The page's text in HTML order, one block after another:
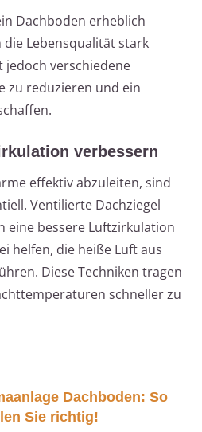
Dachboden erheblich
Lebensqualität stark
jedoch verschiedene
zu reduzieren und ein
verbessern
effektiv abzuleiten, sind
Ventilierte Dachziegel
eine bessere Luftzirkulation
helfen, die heiße Luft aus
Diese Techniken tragen
schneller zu
Dachboden: So
Sie richtig!